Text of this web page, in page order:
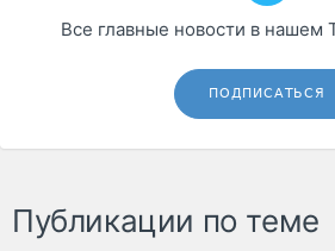
Все главные новости в нашем
ПОДПИСАТЬСЯ
Публикации по теме